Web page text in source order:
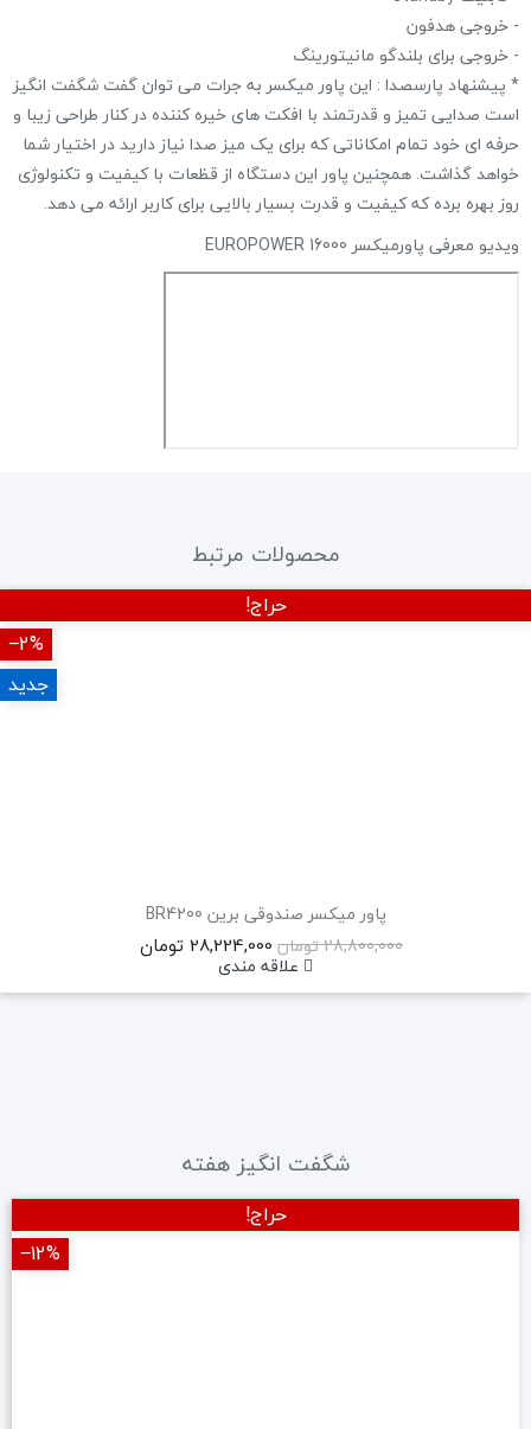
- خروجی هدفون
- خروجی برای بلندگو مانیتورینگ
* پیشنهاد پارسصدا : این پاور میکسر به جرات می توان گفت شگفت انگیز
است صدایی تمیز و قدرتمند با افکت های خیره کننده در کنار طراحی زیبا و
حرفه ای خود تمام امکاناتی که برای یک میز صدا نیاز دارید در اختیار شما
خواهد گذاشت. همچنین پاور این دستگاه از قظعات با کیفیت و تکنولوژی
روز بهره برده که کیفیت و قدرت بسیار بالایی برای کاربر ارائه می دهد.
ویدیو معرفی پاورمیکسر EUROPOWER 16000
محصولات مرتبط
پاور میکسر صندوقی برین BR4200
28,800,000 تومان
28,224,000 تومان
علاقه مندی
حراج!
‎−2%
جدید
شگفت انگیز هفته
حراج!
‎−12%